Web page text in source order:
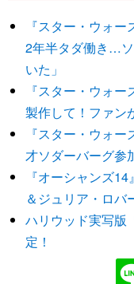
『スター・ウォ
2年半タダ働き…
いた」
『スター・ウォ
製作して！ファン
『スター・ウォ
才ソダーバーグ参
『オーシャンズ
＆ジュリア・ロバ
ハリウッド実写版
定！